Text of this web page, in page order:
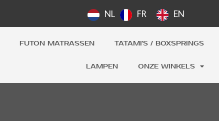
NL FR EN
FUTON MATRASSEN TATAMI'S / BOXSPRINGS
LAMPEN ONZE WINKELS